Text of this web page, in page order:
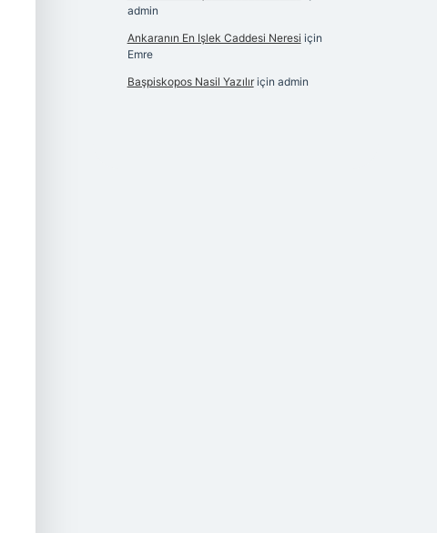
admin
Ankaranın En Işlek Caddesi Neresi için
Emre
Başpiskopos Nasil Yazılıriçin admin